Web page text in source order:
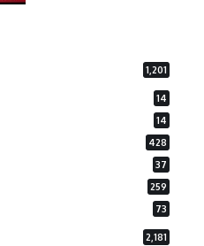
1,201
14
14
428
37
259
73
2,181